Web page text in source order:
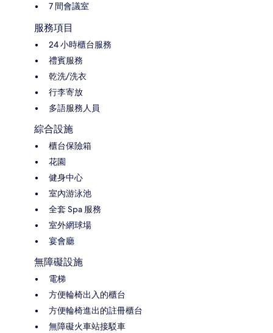
7 間會議室
服務項目
24 小時櫃台服務
禮賓服務
乾洗/洗衣
行李寄放
多語服務人員
綜合設施
櫃台保險箱
花園
健身中心
室內游泳池
全套 Spa 服務
室外網球場
宴會廳
無障礙設施
電梯
方便輪椅出入的櫃台
方便輪椅進出的註冊櫃台
無障礙火車站接駁車